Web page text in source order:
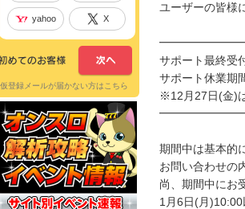
ユーザーの皆様
サポート最終受
サポート休業期
※12月27日(金)
期間中は基本的
お問い合わせの
尚、期間中にお
1月6日(月)10:00
yahoo X
仮登録メールが届かない方はこちら